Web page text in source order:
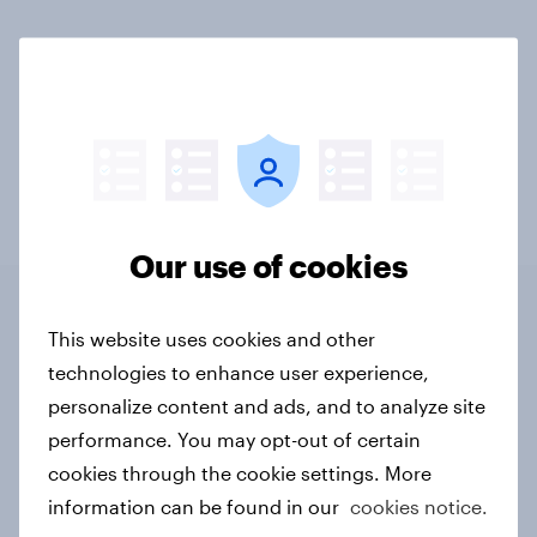
BrandIndex
Related content
Finland Word of Mouth Risers 2026
Our use of cookies
This website uses cookies and other
technologies to enhance user experience,
personalize content and ads, and to analyze site
performance. You may opt-out of certain
cookies through the cookie settings. More
information can be found in our cookies notice.